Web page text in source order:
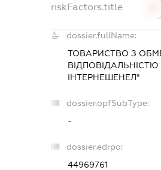
riskFactors.title
dossier.fullName:
ТОВАРИСТВО З
ВІДПОВІДАЛЬНІСТЮ
ІНТЕРНЕШЕНЕЛ"
dossier.opfSubType:
-
dossier.edrpo:
44969761